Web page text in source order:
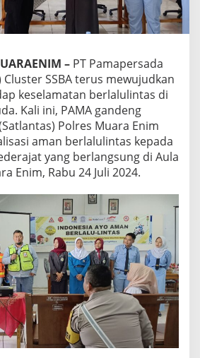
– PT Pamapersada
SSBA terus mewujudkan
keselamatan berlalulintas di
Kali ini, PAMA gandeng
Polres Muara Enim
aman berlalulintas kepada
yang berlangsung di Aula
Enim, Rabu 24 Juli 2024.